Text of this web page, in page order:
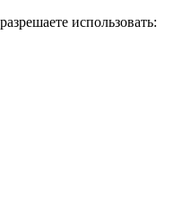
использовать: